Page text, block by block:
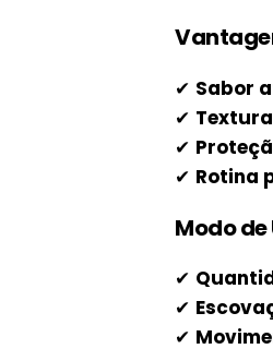
✔ Sabor
✔
✔
✔ Rotina
Modo de
✔
✔
✔